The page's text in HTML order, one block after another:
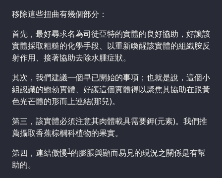
移除這些扭曲有幾個部分：
首先，最好尋求名為司徒亞特的實體的良好協助，好讓該
實體採取粗糙的化學手段、以重新喚醒該實體的組織胺反
射作用、接著協助去除水腫症狀。
其次，我們建議一個早已開始的事項；也就是說，這個小
組認識的鮑勃實體、好讓這個實體得以聚焦其協助在跟黃
色光芒體的形而上連結(那兒)。
第三，該實體必須注意其肉體載具需要鉀(元素)。我們推
薦攝取香蕉棕櫚科植物的果實。
第四，連結傲慢1的膨脹與顯而易見的現況之關係是有幫
助的。